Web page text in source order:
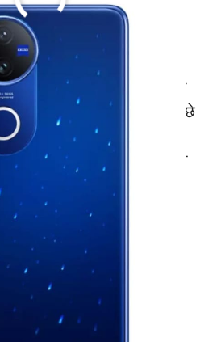
मिड-रेंज स्मार्टफोन की
V60e की कीमत आपके बजट
डिवाइस आपके लिए सबसे अच्छे
है। इसका आकर्षक
कैमरा और लंबी चलने वाली बैटरी
एक आकर्षक विकल्प बनाती है।
यहाँ क्लिक करें और अधिक जानकारी
के लिए हमारा ब्लॉग
V60e 5G